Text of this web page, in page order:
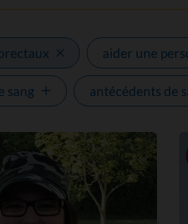
aider une
sang antécédents de